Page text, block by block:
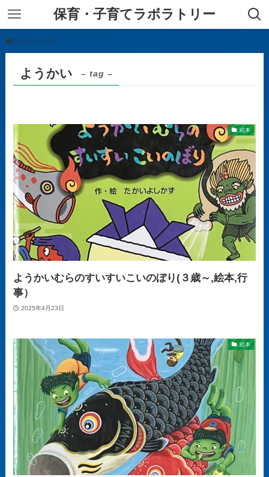
保育・子育てラボラトリー
ホーム ようかい
ようかい – tag –
絵本
ようかいむらのすいすいこいのぼり(３歳～,絵本,行
事）
2025年4月23日
絵本